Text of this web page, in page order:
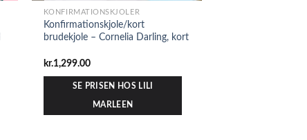
KONFIRMATIONSKJOLER
Konfirmationskjole/kort
brudekjole – Cornelia Darling, kort
kr.1,299.00
SE PRISEN HOS LILI
MARLEEN